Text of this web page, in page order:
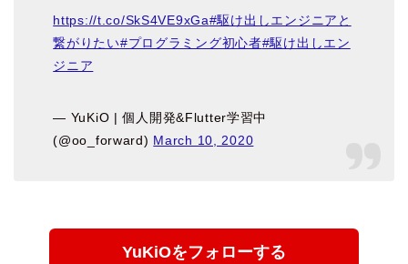
https://t.co/SkS4VE9xGa#駆け出しエンジニアと
繋がりたい#プログラミング初心者#駆け出しエン
ジニア
— YuKiO | 個人開発&Flutter学習中
(@oo_forward) March 10, 2020
YuKiOをフォローする